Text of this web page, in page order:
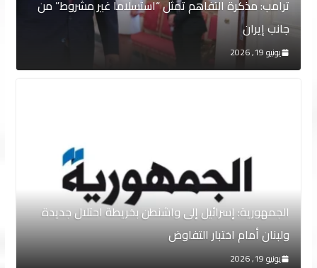
ترامب: مذكرة التفاهم تمثل “استسلاما غير مشروط” من
جانب إيران
يونيو 19, 2026
الجمهورية: إسرائيل إلى واشنطن بخريطة احتلال جديدة
ولبنان أمام اختبار التفاوض
يونيو 19, 2026